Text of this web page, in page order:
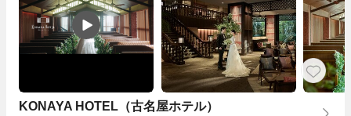
KONAYA HOTEL（古名屋ホテル）